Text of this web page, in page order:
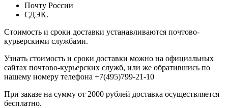
Почту России
СДЭК.
Стоимость и сроки доставки устанавливаются почтово-
курьерскими службами.
Узнать стоимость и сроки доставки можно на официальных
сайтах почтово-курьерских служб, или же обратившись по
нашему номеру телефона +7(495)799-21-10
При заказе на сумму от 2000 рублей доставка осуществляется
бесплатно.